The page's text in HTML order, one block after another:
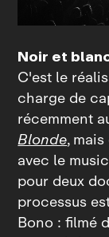
Noir et
C'est le
charge de
récemment
Blonde,
avec le
pour deux
processus
Bono : filmé